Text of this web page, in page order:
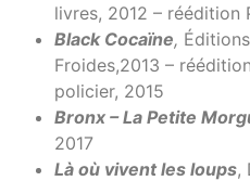
livres, 2012 – réédition
Black Cocaïne,
Froides,2013 –
policier, 2015
Bronx – La Petite
2017
Là où vivent les loups,